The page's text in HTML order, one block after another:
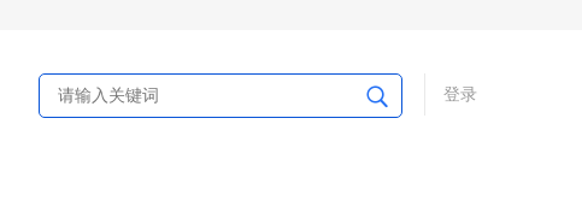
登录